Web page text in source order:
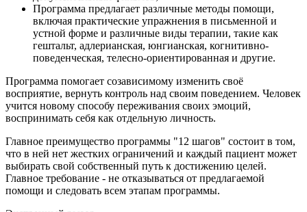
Программа предлагает различные методы помощи,
включая практические упражнения в письменной и
устной форме и различные виды терапии, такие как
гештальт, адлерианская, юнгианская, когнитивно-
поведенческая, телесно-ориентированная и другие.
Программа помогает созависимому изменить своё
восприятие, вернуть контроль над своим поведением. Человек
учится новому способу переживания своих эмоций,
воспринимать себя как отдельную личность.
Главное преимущество программы "12 шагов" состоит в том,
что в ней нет жестких ограничений и каждый пациент может
выбирать свой собственный путь к достижению целей.
Главное требование - не отказываться от предлагаемой
помощи и следовать всем этапам программы.